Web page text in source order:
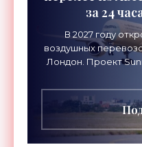
за 24
В 2027 году
воздушных
Лондон. Проект